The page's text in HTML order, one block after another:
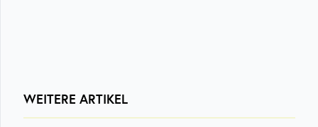
WEITERE ARTIKEL